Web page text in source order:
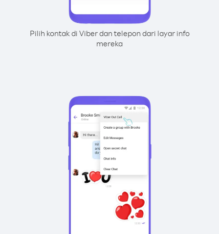
Pilih kontak di Viber dan telepon dari layar info
mereka